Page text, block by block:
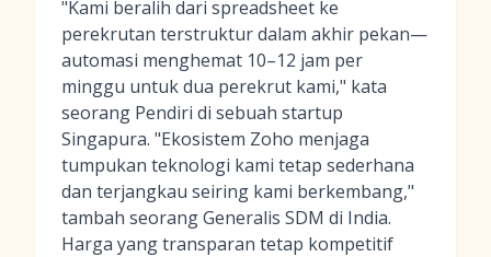
"Kami beralih dari spreadsheet ke
perekrutan terstruktur dalam akhir pekan—
automasi menghemat 10–12 jam per
minggu untuk dua perekrut kami," kata
seorang Pendiri di sebuah startup
Singapura. "Ekosistem Zoho menjaga
tumpukan teknologi kami tetap sederhana
dan terjangkau seiring kami berkembang,"
tambah seorang Generalis SDM di India.
Harga yang transparan tetap kompetitif